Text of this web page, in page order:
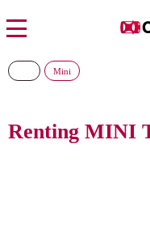
Renting MINI
Mini